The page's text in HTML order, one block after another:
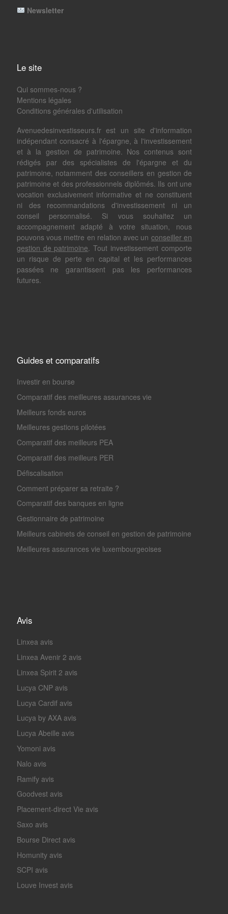
Newsletter
Le site
Qui sommes-nous ?
Mentions légales
Conditions générales d'utilisation
Avenuedesinvestisseurs.fr est un site d'information
indépendant consacré à l'épargne, à l'investissement
et à la gestion de patrimoine. Nos contenus sont
rédigés par des spécialistes de l'épargne et du
patrimoine, notamment des conseillers en gestion de
patrimoine et des professionnels diplômés. Ils ont une
vocation exclusivement informative et ne constituent
ni des recommandations d'investissement ni un
conseil personnalisé. Si vous souhaitez un
accompagnement adapté à votre situation, nous
pouvons vous mettre en relation avec un conseiller en
gestion de patrimoine. Tout investissement comporte
un risque de perte en capital et les performances
passées ne garantissent pas les performances
futures.
Guides et comparatifs
Investir en bourse
Comparatif des meilleures assurances vie
Meilleurs fonds euros
Meilleures gestions pilotées
Comparatif des meilleurs PEA
Comparatif des meilleurs PER
Défiscalisation
Comment préparer sa retraite ?
Comparatif des banques en ligne
Gestionnaire de patrimoine
Meilleurs cabinets de conseil en gestion de patrimoine
Meilleures assurances vie luxembourgeoises
Avis
Linxea avis
Linxea Avenir 2 avis
Linxea Spirit 2 avis
Lucya CNP avis
Lucya Cardif avis
Lucya by AXA avis
Lucya Abeille avis
Yomoni avis
Nalo avis
Ramify avis
Goodvest avis
Placement-direct Vie avis
Saxo avis
Bourse Direct avis
Homunity avis
SCPI avis
Louve Invest avis